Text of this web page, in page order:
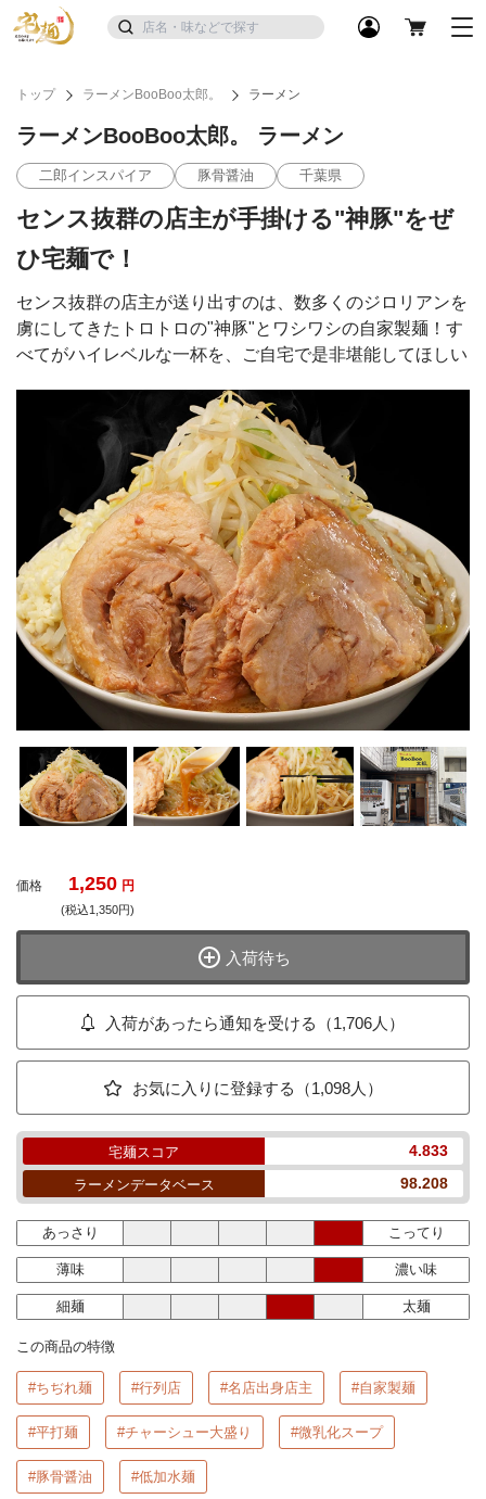
トップ ラーメンBooBoo太郎。 ラーメン
ラーメンBooBoo太郎。 ラーメン
二郎インスパイア 豚骨醤油 千葉県
センス抜群の店主が手掛ける"神豚"をぜ
ひ宅麺で！
センス抜群の店主が送り出すのは、数多くのジロリアンを
虜にしてきたトロトロの"神豚"とワシワシの自家製麺！す
べてがハイレベルな一杯を、ご自宅で是非堪能してほしい
価格 1,250 円
(税込1,350円)
入荷待ち
入荷があったら通知を受ける（1,706人）
お気に入りに登録する（1,098人）
宅麺スコア 4.833
ラーメンデータベース 98.208
あっさり こってり
薄味 濃い味
細麺 太麺
この商品の特徴
#ちぢれ麺 #行列店 #名店出身店主 #自家製麺
#平打麺 #チャーシュー大盛り #微乳化スープ
#豚骨醤油 #低加水麺